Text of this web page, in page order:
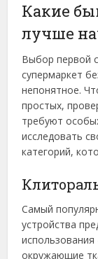
Какие
лучше
Выбор первой
супермаркет
непонятное.
простых,
требуют
исследовать
категорий,
Самый
устройства
окружающие